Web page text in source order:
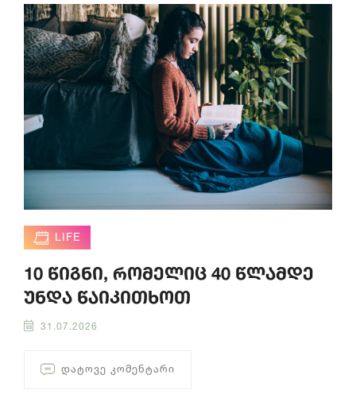
LIFE
10 წიგნი, რომელიც 40 წლამდე
უნდა წაიკითხოთ
31.07.2026
ᲓᲐᲢᲝᲕᲔ ᲙᲝᲛᲔᲜᲢᲐᲠᲘ